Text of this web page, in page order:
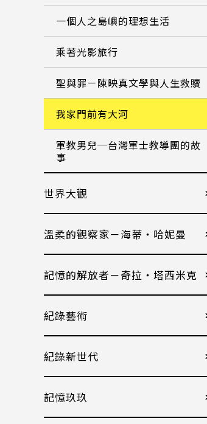
一個人之島嶼的理想生活
乘著光影旅行
聖與罪－陳映真文學與人生救贖
我家門前有大河
軍教男兒─台灣軍士教導團的故
事
世界大觀
溫柔的觀察家－海蒂・哈妮曼
記憶的解放者－奇拉・塔西米克
紀錄藝術
紀錄新世代
記憶玖玖